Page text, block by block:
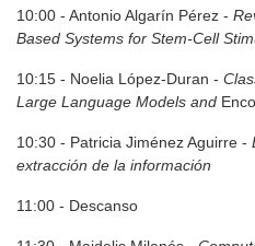
10:00 - Antonio Algarín Pérez -
Based Systems for Stem-Cell
10:15 - Noelia López-Duran -
Large Language Models and
10:30 - Patricia Jiménez Aguirre -
extracción de la información
11:00 - Descanso